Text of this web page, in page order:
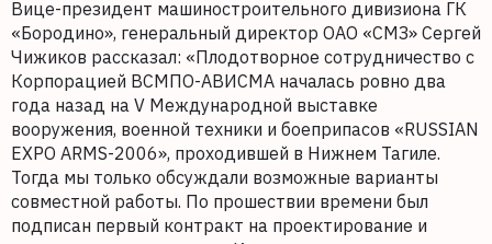
Вице-президент машиностроительного дивизиона ГК
«Бородино», генеральный директор ОАО «СМЗ» Сергей
Чижиков рассказал: «Плодотворное сотрудничество с
Корпорацией ВСМПО-АВИСМА началась ровно два
года назад на V Международной выставке
вооружения, военной техники и боеприпасов «RUSSIAN
EXPO ARMS-2006», проходившей в Нижнем Тагиле.
Тогда мы только обсуждали возможные варианты
совместной работы. По прошествии времени был
подписан первый контракт на проектирование и